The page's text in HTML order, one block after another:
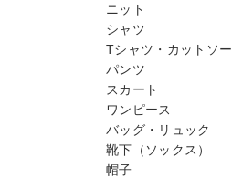
ニット
シャツ
Tシャツ・カットソー
パンツ
スカート
ワンピース
バッグ・リュック
靴下（ソックス）
帽子